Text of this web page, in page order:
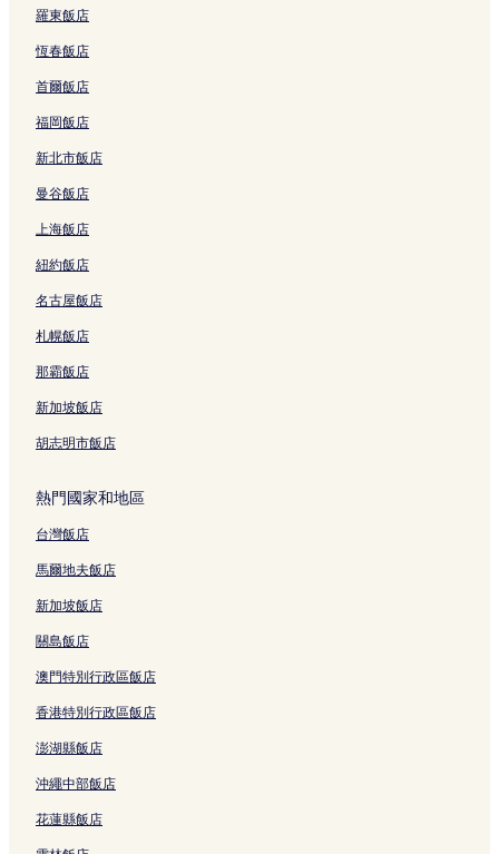
迎曦湖 3 星級飯店
左營區 3 星級飯店
左營區 2 星級飯店
新化區飯店
原台南農校日式宿舍群附近的飯店
大東夜市附近的飯店
永大夜市附近的飯店
善化區飯店
高雄文化中心附近的飯店
台南車站附近的飯店
國立成功大學附近的飯店
新市車站附近的飯店
楊逵文學紀念館附近的飯店
國立臺灣歷史博物館附近的飯店
新左營高鐵站附近的飯店
新市區飯店
永康車站附近的飯店
羅東飯店
恆春飯店
首爾飯店
福岡飯店
新北市飯店
曼谷飯店
上海飯店
紐約飯店
名古屋飯店
札幌飯店
那霸飯店
新加坡飯店
胡志明市飯店
熱門國家和地區
台灣飯店
馬爾地夫飯店
新加坡飯店
關島飯店
澳門特別行政區飯店
香港特別行政區飯店
澎湖縣飯店
沖繩中部飯店
花蓮縣飯店